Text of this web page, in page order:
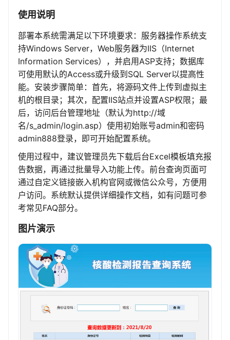
使用说明
部署本系统需满足以下环境要求：服务器操作系统支
持Windows Server，Web服务器为IIS（Internet
Information Services），并启用ASP支持；数据库
可使用默认的Access或升级到SQL Server以提高性
能。安装步骤简单：首先，将源码文件上传到虚拟主
机的根目录；其次，配置IIS站点并设置ASP权限；最
后，访问后台管理地址（默认为http://域
名/s_admin/login.asp）使用初始账号admin和密码
admin888登录，即可开始配置系统。
使用过程中，建议管理员先下载后台Excel模板填充报
告数据，再通过批量导入功能上传。前台查询页面可
通过自定义链接嵌入机构官网或微信公众号，方便用
户访问。系统默认提供详细操作文档，如有问题可参
考常见FAQ部分。
图片演示